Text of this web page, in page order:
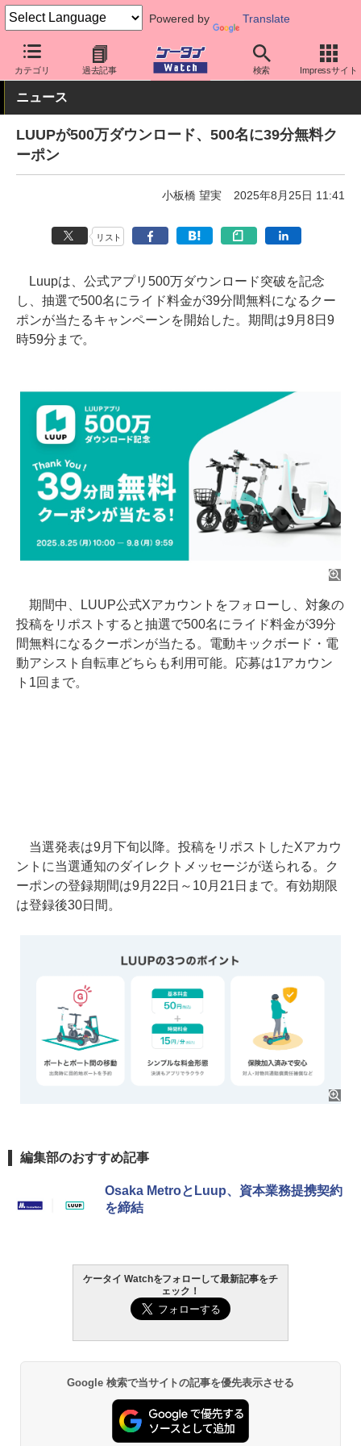
Powered by Translate
カテゴリ 過去記事 検索 Impressサイト
ケータイ Watch 最新技術/その他 自転車
ニュース
LUUPが500万ダウンロード、500名に39分無料ク
ーポン
小板橋 望実 2025年8月25日 11:41
リスト
Luupは、公式アプリ500万ダウンロード突破を記念
し、抽選で500名にライド料金が39分間無料になるクー
ポンが当たるキャンペーンを開始した。期間は9月8日9
時59分まで。
期間中、LUUP公式Xアカウントをフォローし、対象の
投稿をリポストすると抽選で500名にライド料金が39分
間無料になるクーポンが当たる。電動キックボード・電
動アシスト自転車どちらも利用可能。応募は1アカウン
ト1回まで。
当選発表は9月下旬以降。投稿をリポストしたXアカウ
ントに当選通知のダイレクトメッセージが送られる。ク
ーポンの登録期間は9月22日～10月21日まで。有効期限
は登録後30日間。
編集部のおすすめ記事
Osaka MetroとLuup、資本業務提携契約
を締結
ケータイ Watchをフォローして最新記事をチ
ェック！
Google 検索で当サイトの記事を優先表示させる